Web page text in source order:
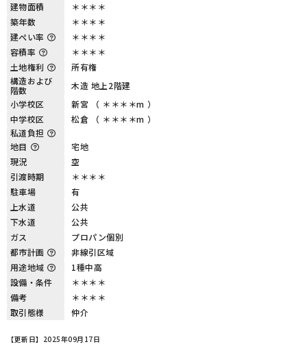
建物面積
＊＊＊＊
築年数
＊＊＊＊
建ぺい率
＊＊＊＊
容積率
＊＊＊＊
土地権利
所有権
構造および
階数
木造 地上2階建
小学校区
新宮 （ ＊＊＊＊m ）
中学校区
松倉 （ ＊＊＊＊m ）
私道負担
地目
宅地
現況
空
引渡時期
＊＊＊＊
駐車場
有
上水道
公共
下水道
公共
ガス
プロパン個別
都市計画
非線引区域
用途地域
1種中高
設備・条件
＊＊＊＊
備考
＊＊＊＊
取引態様
仲介
【更新日】2025年09月17日